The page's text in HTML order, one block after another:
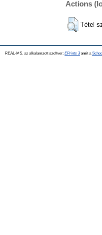
Actions
Tétel
REAL-MS, az alkalamzott szoftver: EPrints 3amit a